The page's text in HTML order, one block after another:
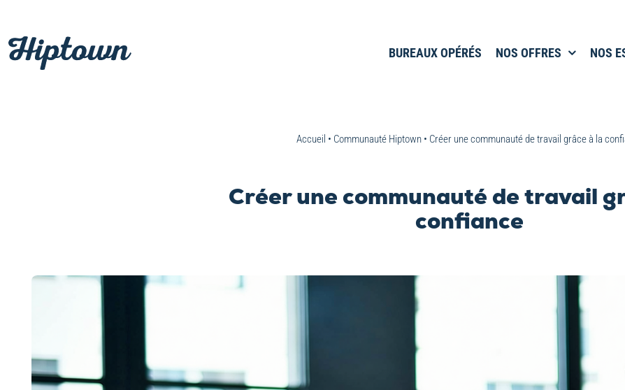
contenu
BUREAUX OPÉRÉS NOS OFFRES NOS
Accueil • Communauté Hiptown• Créer une communauté de travail grâce à la
Créer une communauté de travail
confiance